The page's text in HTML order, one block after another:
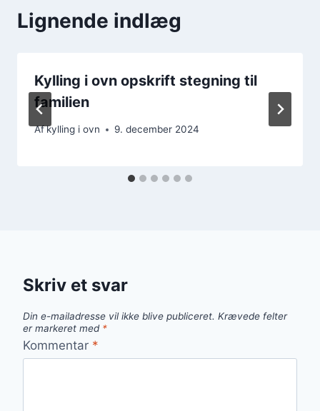
Lignende indlæg
Kylling i ovn opskrift stegning til
familien
Afkylling i ovn 9. december 2024
Skriv et svar
Din e-mailadresse vil ikke blive publiceret. Krævede felter
er markeret med *
Kommentar *